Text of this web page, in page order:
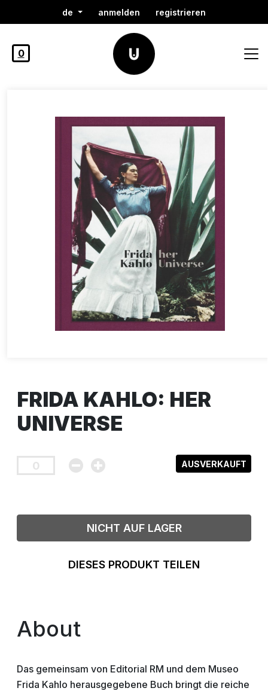
de anmelden registrieren
0
FRIDA KAHLO: HER
UNIVERSE
AUSVERKAUFT
NICHT AUF LAGER
DIESES PRODUKT TEILEN
About
Das gemeinsam von Editorial RM und dem Museo
Frida Kahlo herausgegebene Buch bringt die reiche